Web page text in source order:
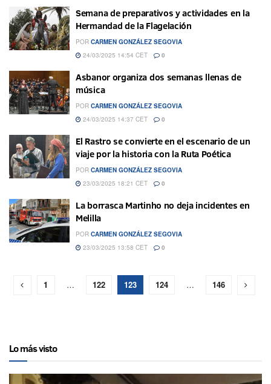
Semana de preparativos y actividades en la
Hermandad de la Flagelación
POR CARMEN GONZÁLEZ SEGOVIA
24/03/2025 14:54 CET
0
Asbanor organiza dos semanas llenas de
música
POR CARMEN GONZÁLEZ SEGOVIA
24/03/2025 14:37 CET
0
El Rastro se convierte en el escenario de un
viaje por la historia con la Ruta Poética
POR CARMEN GONZÁLEZ SEGOVIA
23/03/2025 18:21 CET
0
La borrasca Martinho no deja incidentes en
Melilla
POR CARMEN GONZÁLEZ SEGOVIA
23/03/2025 13:58 CET
0
1 … 122 123 124 … 146
Lo más visto